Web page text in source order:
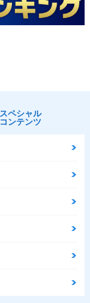
スペシャル
コンテンツ